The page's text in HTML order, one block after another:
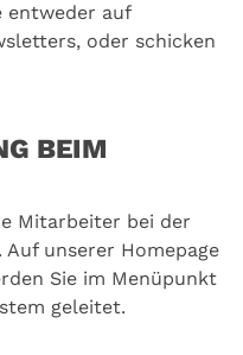
entweder auf
oder schicken
BEIM
Mitarbeiter bei der
unserer Homepage
Sie im Menüpunkt
geleitet.